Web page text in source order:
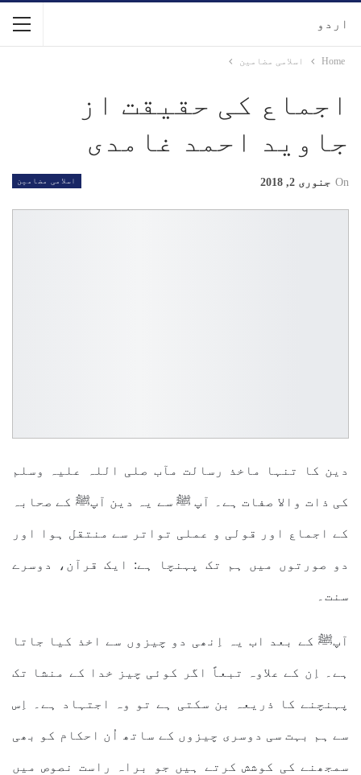
اردو
Home اسلامی مضامین
اجماع کی حقیقت از
جاوید احمد غامدی
اسلامی مضامین On جنوری 2, 2018
دین کا تنہا ماخذ رسالت مآب صلی اللہ علیہ وسلم
کی ذات والا صفات ہے۔ آپ ﷺ سے یہ دین آپﷺ کے صحابہ
کے اجماع اور قولی و عملی تواتر سے منتقل ہوا اور
دو صورتوں میں ہم تک پہنچا ہے: ایک قرآن، دوسرے
سنت۔
آپﷺ کے بعد اب یہ اِنھی دو چیزوں سے اخذ کیا جاتا
ہے۔ اِن کے علاوہ تبعاً اگر کوئی چیز خدا کے منشا تک
پہنچنے کا ذریعہ بن سکتی ہے تو وہ اجتہاد ہے۔ اِس
سے ہم بہت سی دوسری چیزوں کے ساتھ اُن احکام کو بھی
سمجھنے کی کوشش کرتے ہیں جو براہ راست نصوص میں